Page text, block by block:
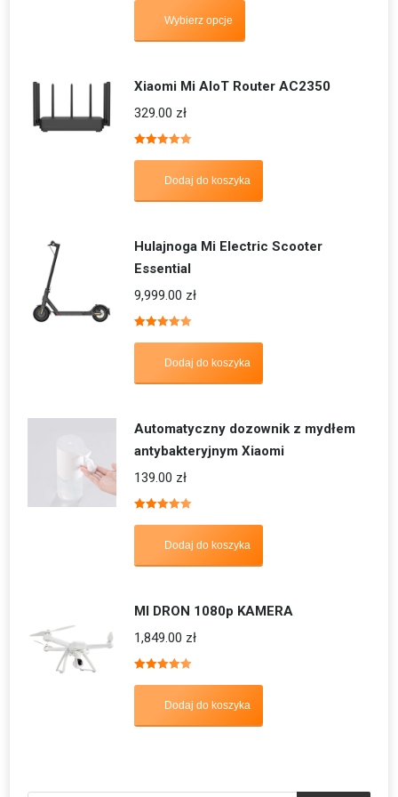
5.00
Wybierz opcje
Xiaomi Mi AIoT Router AC2350
329.00 zł
5.00
Dodaj do koszyka
Hulajnoga Mi Electric Scooter
Essential
9,999.00 zł
5.00
Dodaj do koszyka
Automatyczny dozownik z mydłem
antybakteryjnym Xiaomi
139.00 zł
5.00
Dodaj do koszyka
MI DRON 1080p KAMERA
1,849.00 zł
5.00
Dodaj do koszyka